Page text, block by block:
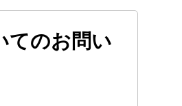
てのお問い